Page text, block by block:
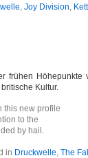
, Joy Division,
frühen Höhepunkte
Kultur.
this new profile
to the
by hail.
in Druckwelle, The